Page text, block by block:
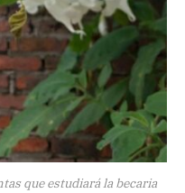
que estudiará la becaria